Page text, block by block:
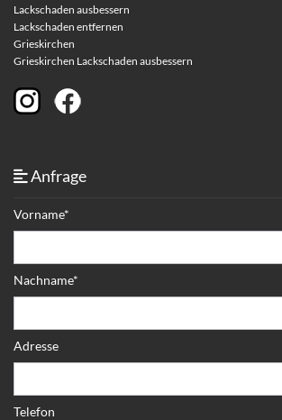
Lackschaden ausbessern
Lackschaden entfernen
Grieskirchen
Grieskirchen Lackschaden ausbessern
Anfrage
Vorname*
Nachname*
Adresse
Telefon